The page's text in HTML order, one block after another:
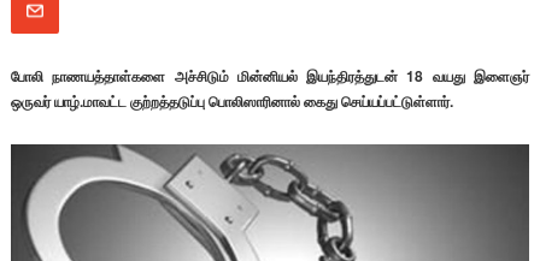
போலி நாணயத்தாள்களை அச்சிடும் மின்னியல் இயந்திரத்துடன் 18 வயது இளைஞர்
ஒருவர் யாழ்.மாவட்ட குற்றத்தடுப்பு பொலிஸாரினால் கைது செய்யப்பட்டுள்ளார்.